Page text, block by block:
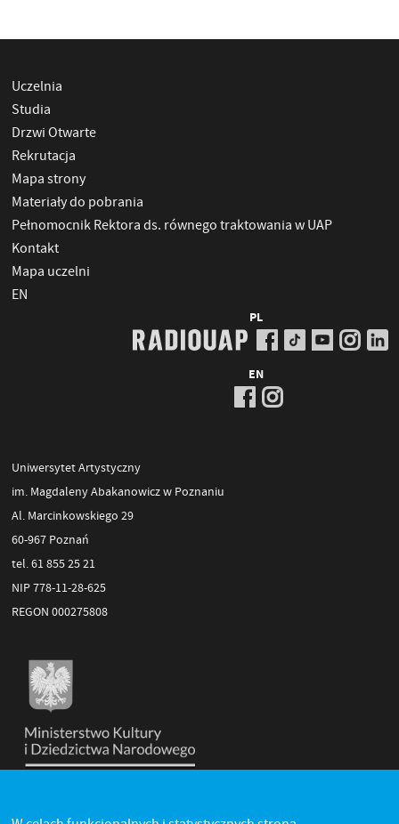
Uczelnia
Studia
Drzwi Otwarte
Rekrutacja
Mapa strony
Materiały do pobrania
Pełnomocnik Rektora ds. równego traktowania w UAP
Kontakt
Mapa uczelni
EN
PL
EN
Uniwersytet Artystyczny
im. Magdaleny Abakanowicz w Poznaniu
Al. Marcinkowskiego 29
60-967 Poznań
tel. 61 855 25 21
NIP 778-11-28-625
REGON 000275808